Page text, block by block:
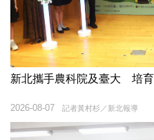
新北攜手農科院及臺大 培
記者黃村杉／新北報導
2026-08-07